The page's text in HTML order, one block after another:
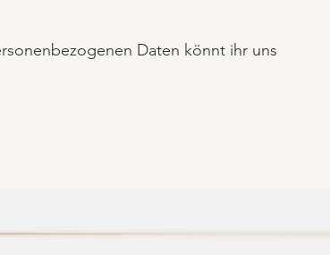
Daten könnt ihr uns